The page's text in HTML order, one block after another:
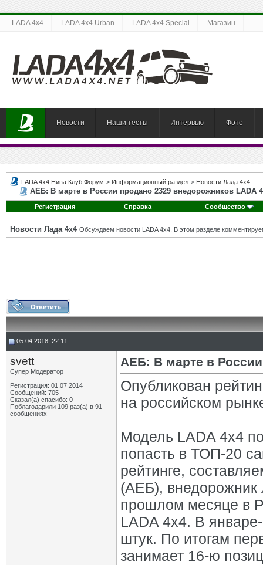
LADA 4x4 LADA 4x4 Urban LADA 4x4 Special Магазин
Новости Наши тесты Интервью Фото
LADA 4x4 Нива Клуб Форум > Информационный раздел > Новости Лада 4х4
АЕБ: В марте в России продано 2329 внедорожников LADA
Регистрация Справка Сообщество
Новости Лада 4х4 Обсуждаем новости LADA 4x4. В этом разделе
05.04.2018, 22:11
svett
Супер Модератор
Регистрация: 01.07.2014
Сообщений: 705
Сказал(а) спасибо: 0
Поблагодарили 109 раз(а) в 91
сообщениях
АЕБ: В марте в
Опубликован
на российском
Модель LADA 4х4
попасть в ТОП-20
рейтинге,
(АЕБ), внедорожник
прошлом месяце в
LADA 4х4. В
штук. По итогам
занимает 16-ю